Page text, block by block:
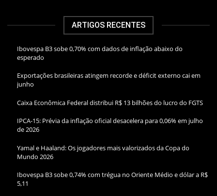
ARTIGOS RECENTES
Ibovespa B3 sobe 0,70% com dados de inflação abaixo do
esperado
Exportações brasileiras atingem recorde e déficit externo cai em
junho
Caixa Econômica Federal distribui R$ 13 bilhões do lucro do FGTS
IPCA-15: Prévia da inflação oficial desacelera para 0,06% em julho
de 2026
Yamal e Haaland: Os jogadores mais valorizados da Copa do
Mundo 2026
Ibovespa B3 sobe 0,74% com trégua no Oriente Médio e dólar a R$
5,11